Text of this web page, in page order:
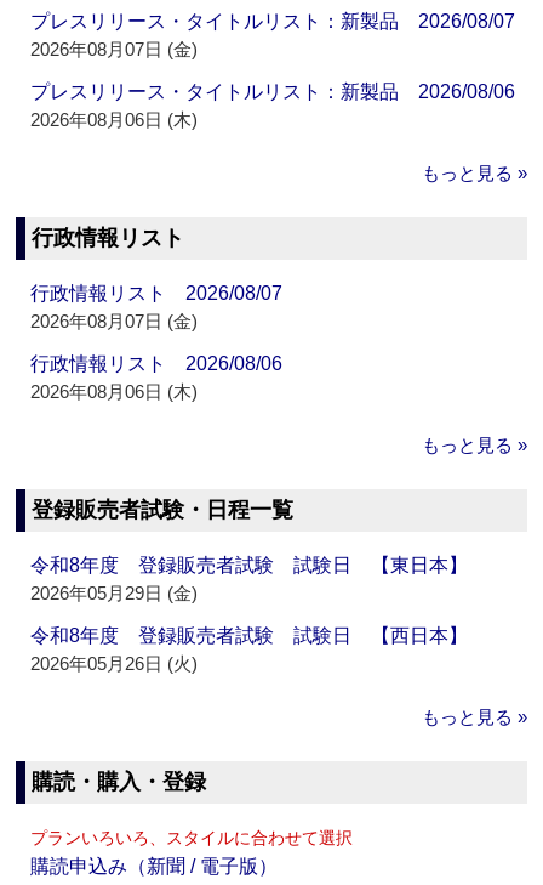
プレスリリース・タイトルリスト：新製品 2026/08/07
2026年08月07日 (金)
プレスリリース・タイトルリスト：新製品 2026/08/06
2026年08月06日 (木)
もっと見る »
行政情報リスト
行政情報リスト 2026/08/07
2026年08月07日 (金)
行政情報リスト 2026/08/06
2026年08月06日 (木)
もっと見る »
登録販売者試験・日程一覧
令和8年度 登録販売者試験 試験日 【東日本】
2026年05月29日 (金)
令和8年度 登録販売者試験 試験日 【西日本】
2026年05月26日 (火)
もっと見る »
購読・購入・登録
プランいろいろ、スタイルに合わせて選択
購読申込み（新聞 / 電子版）